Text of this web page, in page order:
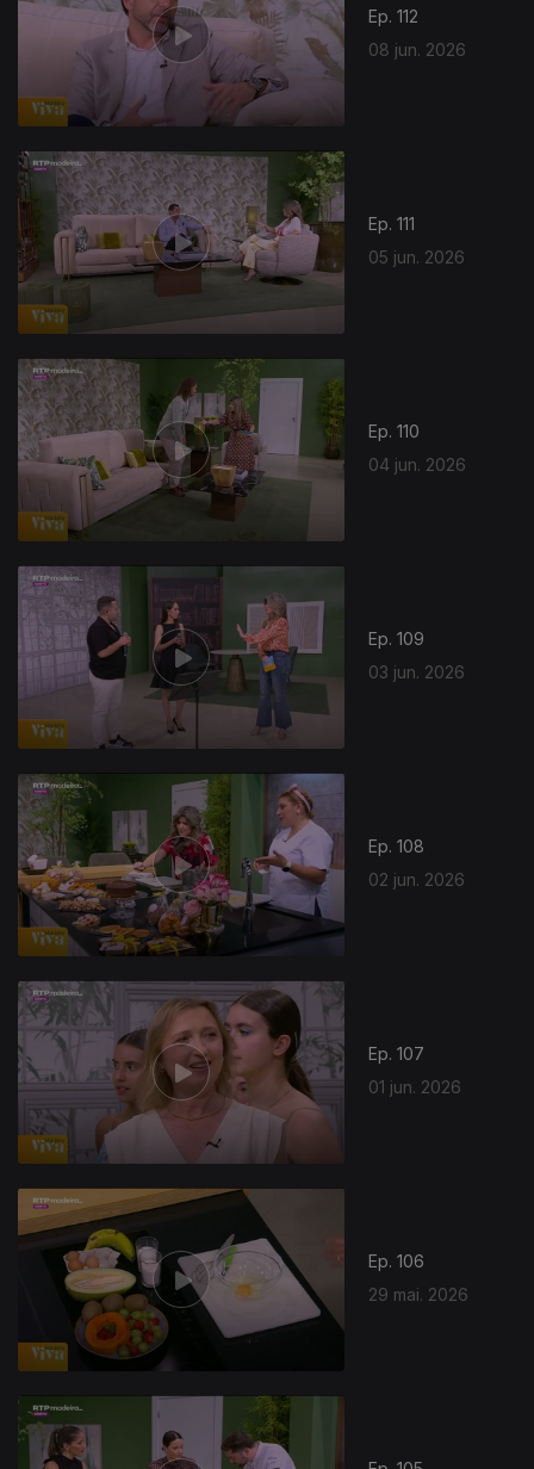
Ep. 112
08 jun. 2026
Ep. 111
05 jun. 2026
Ep. 110
04 jun. 2026
934087
Ep. 109
03 jun. 2026
Ep. 108
02 jun. 2026
Ep. 107
01 jun. 2026
Ep. 106
29 mai. 2026